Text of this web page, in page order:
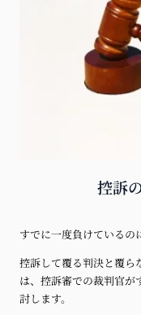
控訴
すでに一度負けているの
控訴して覆る判決と覆ら
は、控訴審での裁判官が
討します。